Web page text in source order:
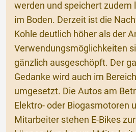
werden und speichert zudem
im Boden. Derzeit ist die
Kohle deutlich höher als der
Verwendungsmöglichkeiten
gänzlich ausgeschöpft. Der
Gedanke wird auch im
umgesetzt. Die Autos am
Elektro- oder Biogasmotoren
Mitarbeiter stehen E-Bikes